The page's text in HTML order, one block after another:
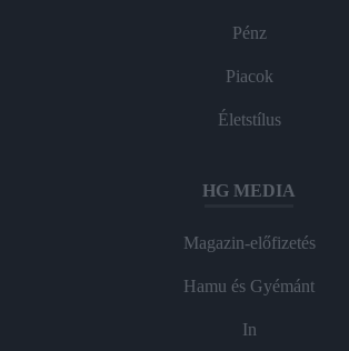
Pénz
Piacok
Életstílus
HG MEDIA
Magazin-előfizetés
Hamu és Gyémánt
In